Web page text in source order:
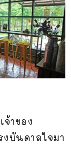
าของ
งบันดาลใจมา